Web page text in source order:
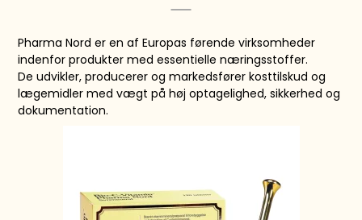
Pharma Nord er en af Europas førende virksomheder
indenfor produkter med essentielle næringsstoffer.
De udvikler, producerer og markedsfører kosttilskud og
lægemidler med vægt på høj optagelighed, sikkerhed og
dokumentation.